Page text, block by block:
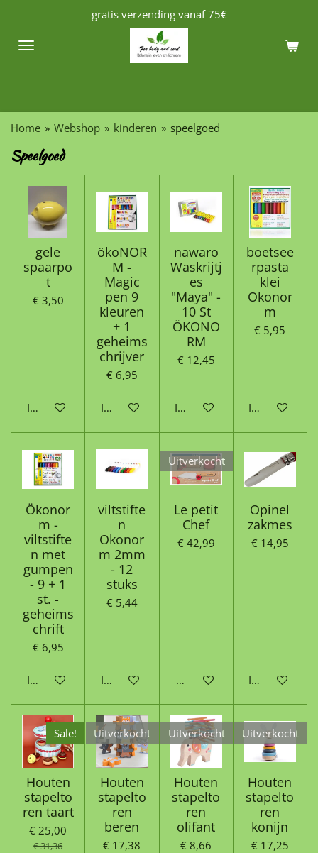
naar
gratis verzending vanaf 75€
Home » Webshop » kinderen » speelgoed
Speelgoed
gele
spaarpo
t
€ 3,50
In winkelwagen
ökoNOR
M -
Magic
pen 9
kleuren
+ 1
geheims
chrijver
€ 6,95
In winkelwagen
nawaro
Waskrijtj
es
"Maya" -
10 St
ÖKONO
RM
€ 12,45
In winkelwagen
boetsee
rpasta
klei
Okonor
m
€ 5,95
In
Ökonor
m -
viltstifte
n met
gumpen
- 9 + 1
st. -
geheims
chrift
€ 6,95
In winkelwagen
viltstifte
n
Okonor
m 2mm
- 12
stuks
€ 5,44
In winkelwagen
Uitverkocht
Le petit
Chef
€ 42,99
Houd mij op de hoogte
Opinel
zakmes
€ 14,95
In
Sale!
Houten
stapelto
ren taart
€ 25,00
€ 31,36
Uitverkocht
Houten
stapelto
ren
beren
€ 17,38
Uitverkocht
Houten
stapelto
ren
olifant
€ 8,66
Uitverkocht
Houten
stapelto
ren
konijn
€ 17,25